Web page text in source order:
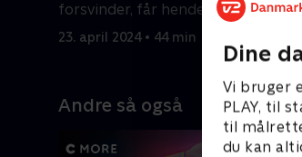
Dine
Vi bruger
PLAY, til
til
du kan
forsvinder, får hendes børn
om en forbrydelse
23. april 2024 • 44 min
Andre så også